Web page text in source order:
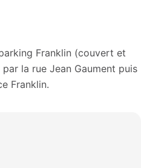
Franklin (couvert et
la rue Jean Gaument puis
Franklin.